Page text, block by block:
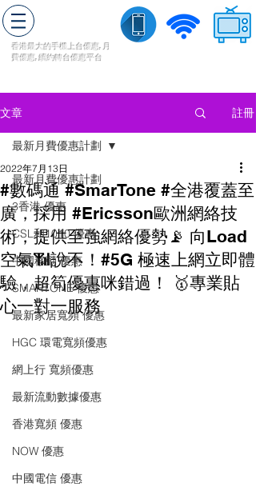
香港最大的手機上台優惠, 月
費優惠,續約轉台優惠平台
文章 註冊
最新月費優惠計劃
3香港 優惠
CSL和1010 優惠
中國移動 優惠
SMARTONE 優惠
最新家居寬頻 優惠
HGC 環電寬頻優惠
網上行 寬頻優惠
最新流動數據優惠
香港寬頻 優惠
NOW 優惠
中國電信 優惠
最新月費優惠計劃
#數碼通 #SmarTone #全港覆蓋至
廣，採用 #Ericsson歐洲網絡技
術，提供至強網絡優勢📡 向Load
空氣📶說不！#5G 極速上網立即體
驗，超筍優惠咪錯過！ 🥇專業貼
心一對一服務
2022年7月13日